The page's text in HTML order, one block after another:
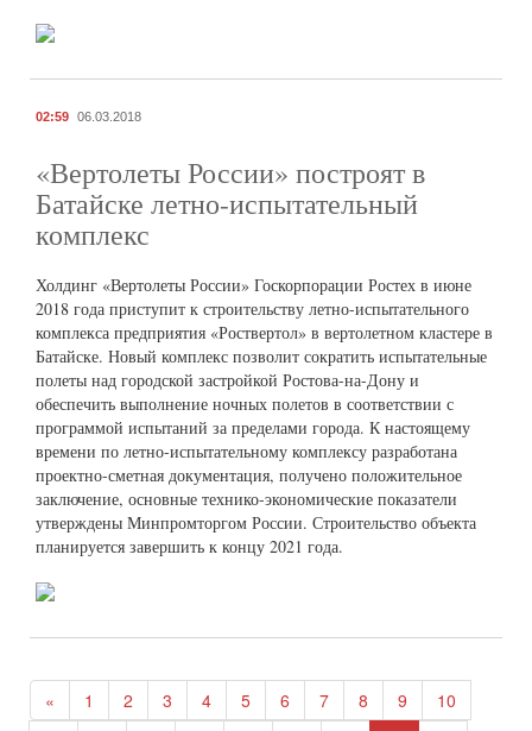
02:59 06.03.2018
«Вертолеты России» построят в
Батайске летно-испытательный
комплекс
Холдинг «Вертолеты России» Госкорпорации Ростех в июне
2018 года приступит к строительству летно-испытательного
комплекса предприятия «Роствертол» в вертолетном кластере в
Батайске. Новый комплекс позволит сократить испытательные
полеты над городской застройкой Ростова-на-Дону и
обеспечить выполнение ночных полетов в соответствии с
программой испытаний за пределами города. К настоящему
времени по летно-испытательному комплексу разработана
проектно-сметная документация, получено положительное
заключение, основные технико-экономические показатели
утверждены Минпромторгом России. Строительство объекта
планируется завершить к концу 2021 года.
« 1 2 3 4 5 6 7 8 9
10